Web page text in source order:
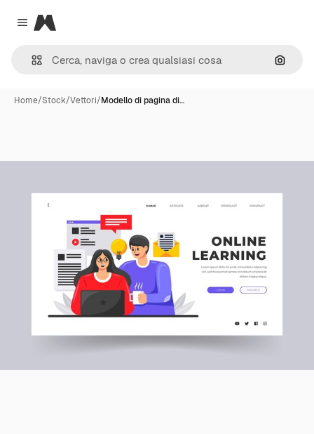
Close menu
Magnific
Cerca
Home/Stock/Vettori/Modello di pagina di…